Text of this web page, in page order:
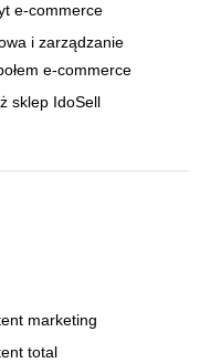
e-commerce
i zarządzanie
e-commerce
sklep IdoSell
marketing
total